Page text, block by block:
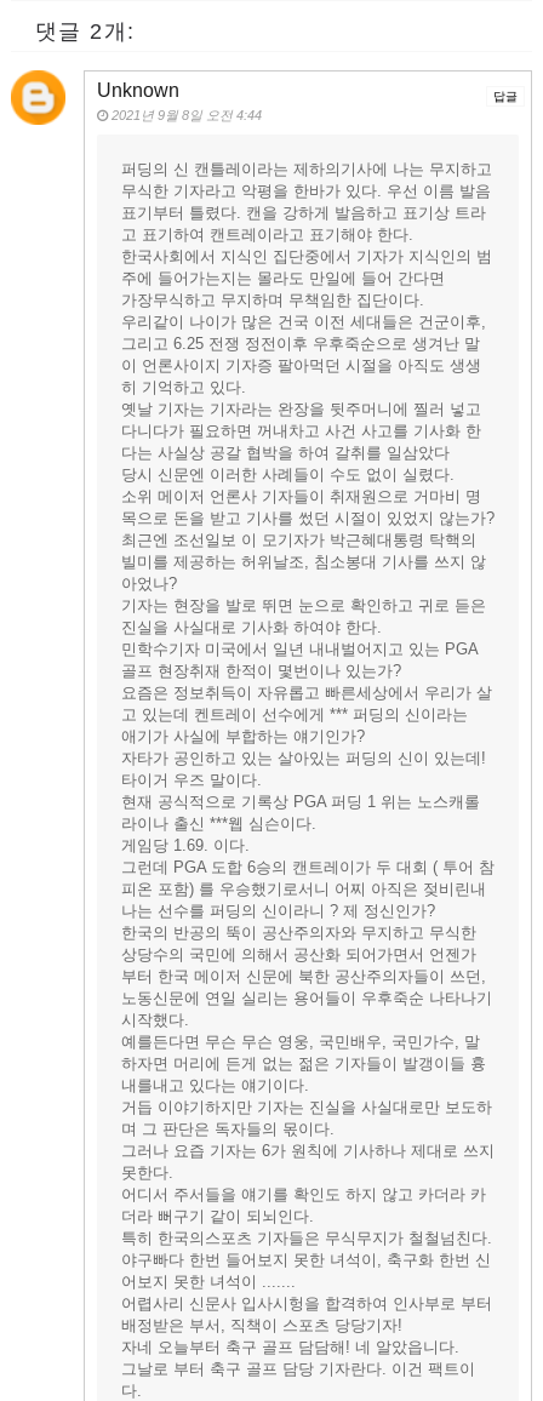
댓글 2개:
Unknown
2021년 9월 8일 오전 4:44
퍼딩의 신 캔틀레이라는 제하의기사에 나는 무지하고
무식한 기자라고 악평을 한바가 있다. 우선 이름 발음
표기부터 틀렸다. 캔을 강하게 발음하고 표기상 트라
고 표기하여 캔트레이라고 표기해야 한다.
한국사회에서 지식인 집단중에서 기자가 지식인의 범
주에 들어가는지는 몰라도 만일에 들어 간다면
가장무식하고 무지하며 무책임한 집단이다.
우리같이 나이가 많은 건국 이전 세대들은 건군이후,
그리고 6.25 전쟁 정전이후 우후죽순으로 생겨난 말
이 언론사이지 기자증 팔아먹던 시절을 아직도 생생
히 기억하고 있다.
옛날 기자는 기자라는 완장을 뒷주머니에 찔러 넣고
다니다가 필요하면 꺼내차고 사건 사고를 기사화 한
다는 사실상 공갈 협박을 하여 갈취를 일삼았다
당시 신문엔 이러한 사례들이 수도 없이 실렸다.
소위 메이저 언론사 기자들이 취재원으로 거마비 명
목으로 돈을 받고 기사를 썼던 시절이 있었지 않는가?
최근엔 조선일보 이 모기자가 박근혜대통령 탁핵의
빌미를 제공하는 허위날조, 침소봉대 기사를 쓰지 않
아었나?
기자는 현장을 발로 뛰면 눈으로 확인하고 귀로 듣은
진실을 사실대로 기사화 하여야 한다.
민학수기자 미국에서 일년 내내벌어지고 있는 PGA
골프 현장취재 한적이 몇번이나 있는가?
요즘은 정보취득이 자유롭고 빠른세상에서 우리가 살
고 있는데 켄트레이 선수에게 *** 퍼딩의 신이라는
애기가 사실에 부합하는 얘기인가?
자타가 공인하고 있는 살아있는 퍼딩의 신이 있는데!
타이거 우즈 말이다.
현재 공식적으로 기록상 PGA 퍼딩 1 위는 노스캐롤
라이나 출신 ***웹 심슨이다.
게임당 1.69. 이다.
그런데 PGA 도합 6승의 캔트레이가 두 대회 ( 투어 참
피온 포함) 를 우승했기로서니 어찌 아직은 젖비린내
나는 선수를 퍼딩의 신이라니 ? 제 정신인가?
한국의 반공의 뚝이 공산주의자와 무지하고 무식한
상당수의 국민에 의해서 공산화 되어가면서 언젠가
부터 한국 메이저 신문에 북한 공산주의자들이 쓰던,
노동신문에 연일 실리는 용어들이 우후죽순 나타나기
시작했다.
예를든다면 무슨 무슨 영웅, 국민배우, 국민가수, 말
하자면 머리에 든게 없는 젊은 기자들이 발갱이들 흉
내를내고 있다는 얘기이다.
거듭 이야기하지만 기자는 진실을 사실대로만 보도하
며 그 판단은 독자들의 몫이다.
그러나 요즙 기자는 6가 원칙에 기사하나 제대로 쓰지
못한다.
어디서 주서들을 얘기를 확인도 하지 않고 카더라 카
더라 뻐구기 같이 되뇌인다.
특히 한국의스포츠 기자들은 무식무지가 철철넘친다.
야구빠다 한번 들어보지 못한 녀석이, 축구화 한번 신
어보지 못한 녀석이 .......
어렵사리 신문사 입사시헝을 합격하여 인사부로 부터
배정받은 부서, 직책이 스포츠 당당기자!
자네 오늘부터 축구 골프 담담해! 네 알았읍니다.
그날로 부터 축구 골프 담당 기자란다. 이건 팩트이
다.
답글